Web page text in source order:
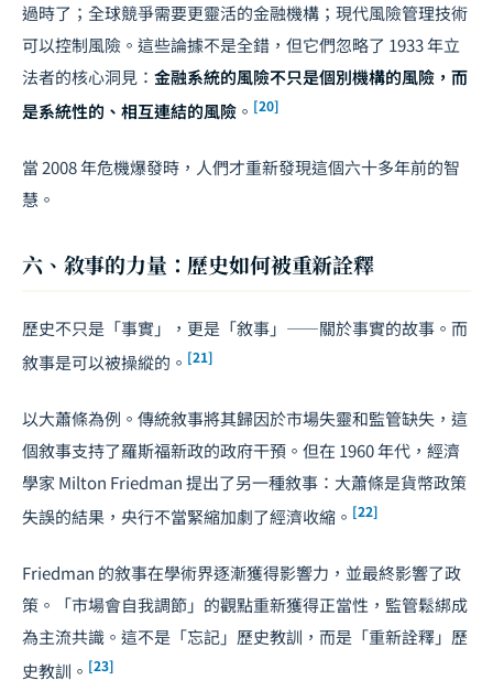
過時了；全球競爭需要更靈活的金融機構；現代風險管理技術
可以控制風險。這些論據不是全錯，但它們忽略了 1933 年立
法者的核心洞見： 金融系統的風險不只是個別機構的風險，而
是系統性的、相互連結的風險 。 [20]
當 2008 年危機爆發時，人們才重新發現這個六十多年前的智
慧。
六、敘事的力量：歷史如何被重新詮釋
歷史不只是「事實」，更是「敘事」——關於事實的故事。而
敘事是可以被操縱的。 [21]
以大蕭條為例。傳統敘事將其歸因於市場失靈和監管缺失，這
個敘事支持了羅斯福新政的政府干預。但在 1960 年代，經濟
學家 Milton Friedman 提出了另一種敘事：大蕭條是貨幣政策
失誤的結果，央行不當緊縮加劇了經濟收縮。 [22]
Friedman 的敘事在學術界逐漸獲得影響力，並最終影響了政
策。「市場會自我調節」的觀點重新獲得正當性，監管鬆綁成
為主流共識。這不是「忘記」歷史教訓，而是「重新詮釋」歷
史教訓。 [23]